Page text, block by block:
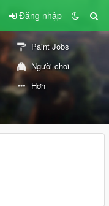
Đăng nhập
Paint Jobs
Người chơi
Hơn